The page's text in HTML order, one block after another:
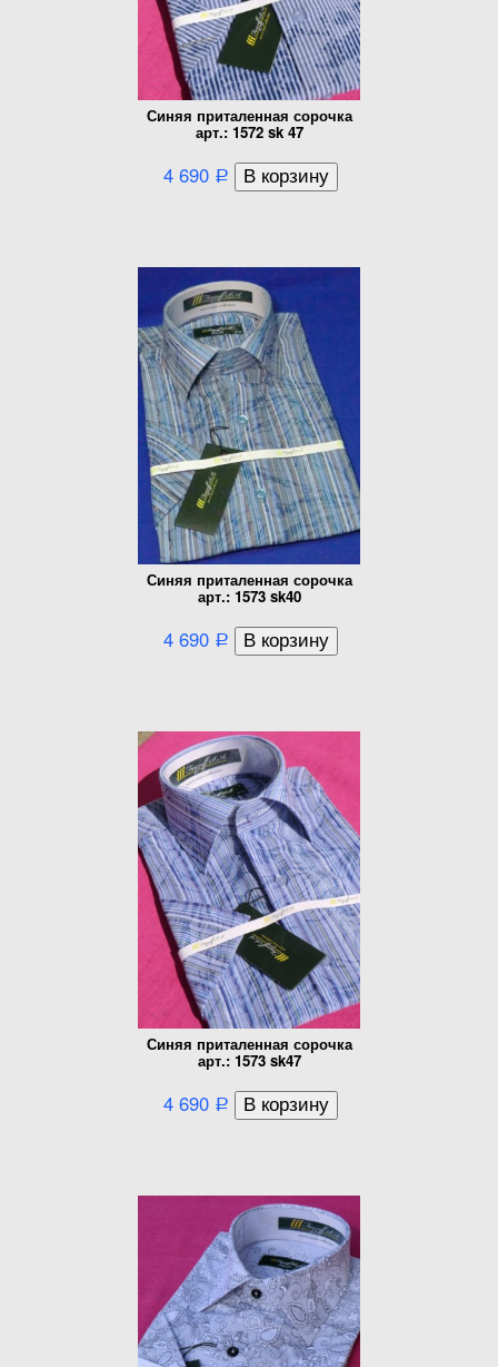
Синяя приталенная сорочка
арт.: 1572 sk 47
4 690 Р
Синяя приталенная сорочка
арт.: 1573 sk40
4 690 Р
Синяя приталенная сорочка
арт.: 1573 sk47
4 690 Р